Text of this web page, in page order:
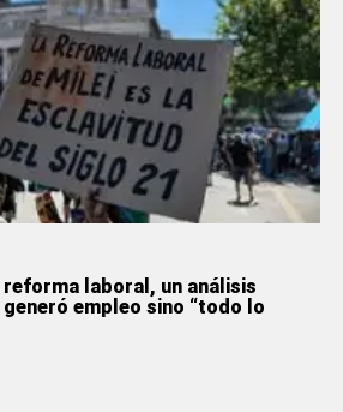
reforma laboral, un análisis
empleo sino “todo lo